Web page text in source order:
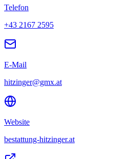
Telefon
+43 2167 2595
E-Mail
hitzinger@gmx.at
Website
bestattung-hitzinger.at